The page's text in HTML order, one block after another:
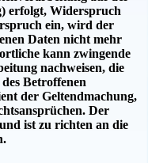
erfolgt, Widerspruch
ein, wird der
Daten nicht mehr
kann zwingende
nachweisen, die
Betroffenen
der Geltendmachung,
Der
ist zu richten an die